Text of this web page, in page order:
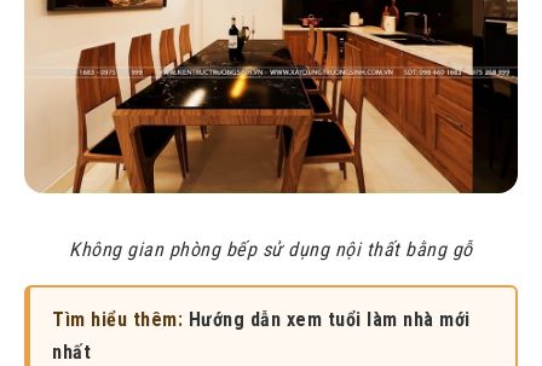
Không gian phòng bếp sử dụng nội thất bằng gỗ
Tìm hiểu thêm: Hướng dẫn xem tuổi làm nhà mới
nhất